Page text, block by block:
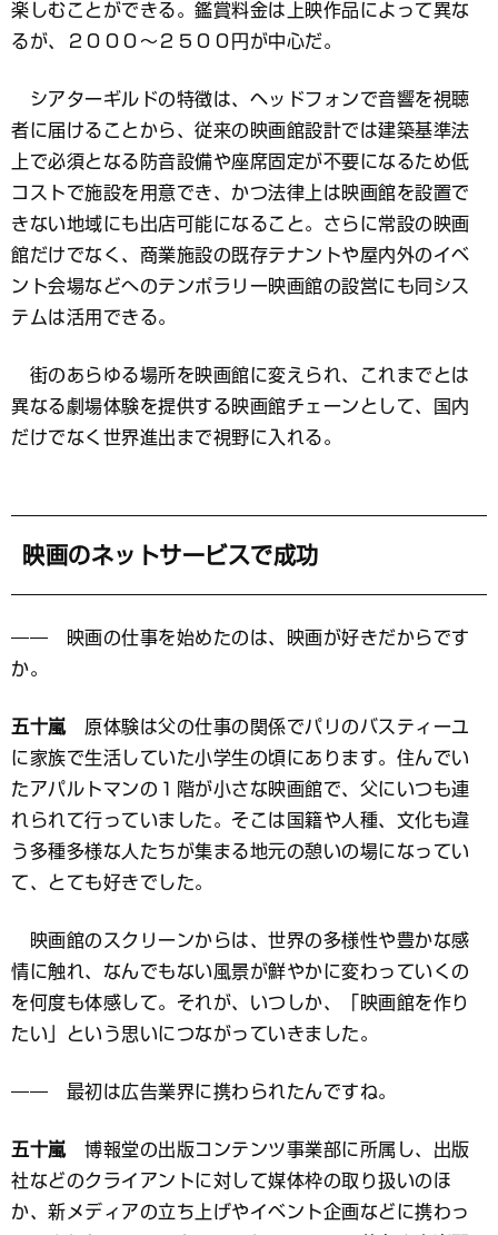
楽しむことができる。鑑賞料金は上映作品によって異な
るが、２０００～２５００円が中心だ。
シアターギルドの特徴は、ヘッドフォンで音響を視聴
者に届けることから、従来の映画館設計では建築基準法
上で必須となる防音設備や座席固定が不要になるため低
コストで施設を用意でき、かつ法律上は映画館を設置で
きない地域にも出店可能になること。さらに常設の映画
館だけでなく、商業施設の既存テナントや屋内外のイベ
ント会場などへのテンポラリー映画館の設営にも同シス
テムは活用できる。
街のあらゆる場所を映画館に変えられ、これまでとは
異なる劇場体験を提供する映画館チェーンとして、国内
だけでなく世界進出まで視野に入れる。
映画のネットサービスで成功
―― 映画の仕事を始めたのは、映画が好きだからです
か。
五十嵐原体験は父の仕事の関係でパリのバスティーユ
に家族で生活していた小学生の頃にあります。住んでい
たアパルトマンの１階が小さな映画館で、父にいつも連
れられて行っていました。そこは国籍や人種、文化も違
う多種多様な人たちが集まる地元の憩いの場になってい
て、とても好きでした。
映画館のスクリーンからは、世界の多様性や豊かな感
情に触れ、なんでもない風景が鮮やかに変わっていくの
を何度も体感して。それが、いつしか、「映画館を作り
たい」という思いにつながっていきました。
―― 最初は広告業界に携わられたんですね。
五十嵐博報堂の出版コンテンツ事業部に所属し、出版
社などのクライアントに対して媒体枠の取り扱いのほ
か、新メディアの立ち上げやイベント企画などに携わっ